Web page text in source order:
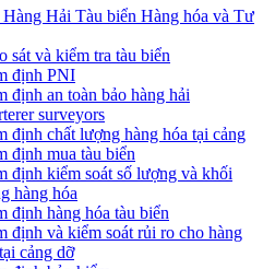
Hải Tàu biển Hàng hóa và Tư
sát và kiểm tra tàu biển
định PNI
định an toàn bảo hàng hải
surveyors
định chất lượng hàng hóa tại cảng
định mua tàu biển
định kiểm soát số lượng và khối
hàng hóa
định hàng hóa tàu biển
định và kiểm soát rủi ro cho hàng
cảng dỡ